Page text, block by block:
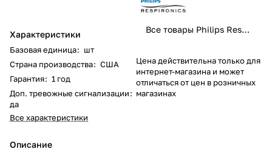
Характеристики
Базовая единица: шт
Страна производства: США
Гарантия: 1 год
Доп. тревожные сигнализации:
да
Все характеристики
Описание
Все товары Philips Respironics
Цена действительна только для
интернет-магазина и может
отличаться от цен в розничных
магазинах